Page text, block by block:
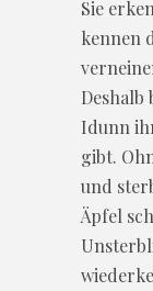
Sie
kennen
Deshalb
Idunn
gibt.
und
Äpfel